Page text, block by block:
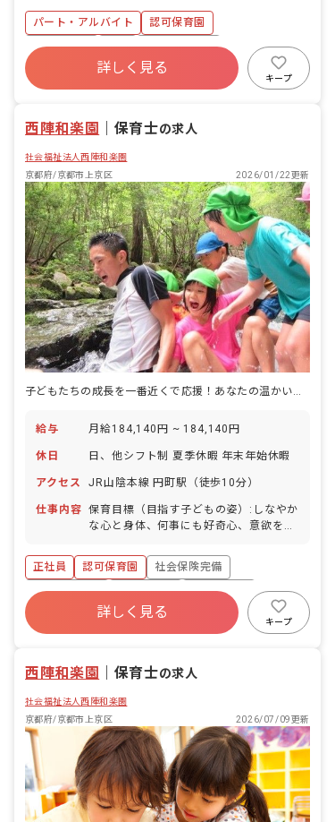
とりとゆったりと関わることができま
す。 ■園児年齢層：0～5歳児 ■園庭有
無：あり
パート・アルバイト
認可保育園
土日祝休み
有給
社会福祉法人
週2.3日~OK
詳しく見る
キープ
西陣和楽園 保育士の求人
社会福祉法人西陣和楽園
京都府/京都市上京区
2026/01/22更新
子どもたちの成長を一番近くで応援！あなたの温かい心が輝く場所がここにあります。
給与 月給184,140円 ~ 184,140円
休日 日、他シフト制 夏季休暇 年末年始休暇
アクセス JR山陰本線 円町駅（徒歩10分）
仕事内容 保育目標（目指す子どもの姿）:しなやか
な心と身体、何事にも好奇心、意欲をも
子どもを育みます。 保育業務全般:健康
状態確認、外遊び、お散歩、室内遊びな
どの指導、申し送りノート確認、事務作
業、環境設定保育、消毒作業等保育に付
随する作業 ■園児年齢層：0～5歳児 ■園
庭有無：あり
正社員 認可保育園
社会保険完備
福利厚生充実
退職金制度
残業少なめ
昇給昇進あり
産休育休制度
車通勤可
詳しく見る
キープ
西陣和楽園 保育士の求人
社会福祉法人西陣和楽園
京都府/京都市上京区
2026/07/09更新